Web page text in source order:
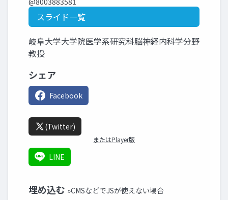
スライド一覧
岐阜大学大学院医学系研究科脳神経内科学分野
教授
シェア
Facebook
(Twitter)
またはPlayer版
LINE
埋め込む »CMSなどでJSが使えない場合